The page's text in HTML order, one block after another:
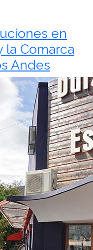
en
la Comarca
Andes